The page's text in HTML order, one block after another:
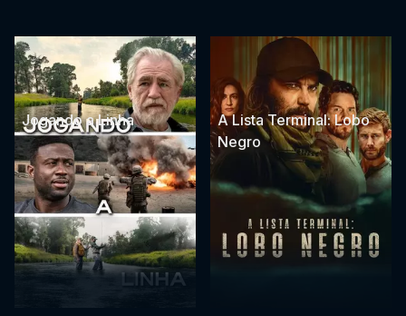
Jogando a Linha
A Lista Terminal: Lobo
Negro